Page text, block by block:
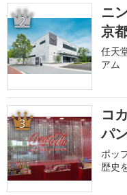
2
ニ
京
任天
アム
3
コ
パ
ポッ
歴史